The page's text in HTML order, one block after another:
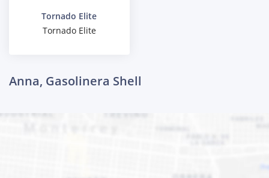
Tornado Elite
Tornado Elite
Anna, Gasolinera Shell